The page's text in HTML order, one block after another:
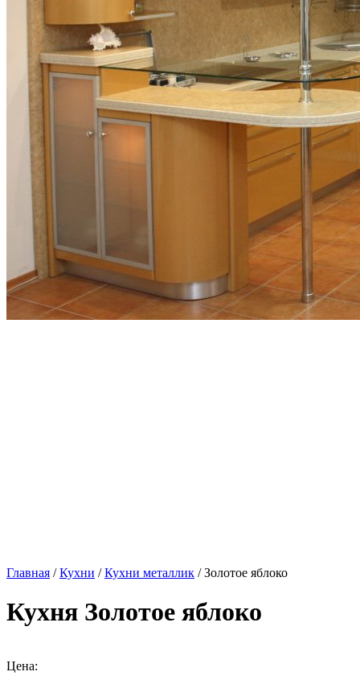
Главная /Кухни /Кухни металлик / Золотое яблоко
Кухня Золотое яблоко
Цена: